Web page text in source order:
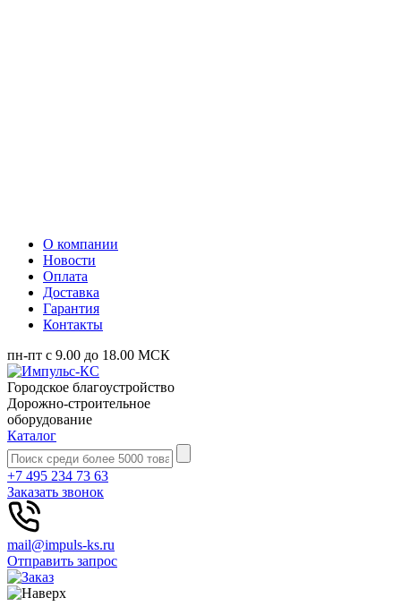
О компании
Новости
Оплата
Доставка
Гарантия
Контакты
пн-пт с 9.00 до 18.00 МСК
Городское благоустройство
Дорожно-строительное
оборудование
Каталог
+7 495 234 73 63
Заказать звонок
mail@impuls-ks.ru
Отправить запрос